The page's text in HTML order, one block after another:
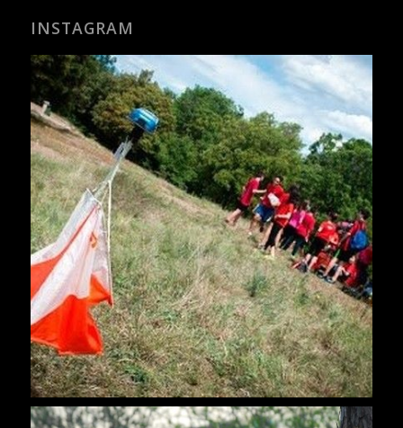
INSTAGRAM